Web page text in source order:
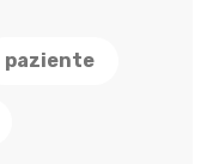
paziente